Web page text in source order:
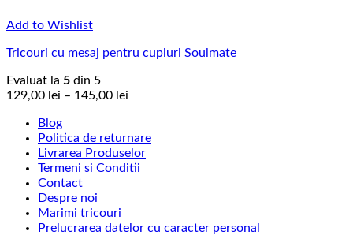
Add to Wishlist
Tricouri cu mesaj pentru cupluri Soulmate
Evaluat la 5 din 5
129,00 lei – 145,00 lei
129,00 lei
până
la
Blog
Politica de returnare
Livrarea Produselor
Termeni si Conditii
Contact
Despre noi
Marimi tricouri
Prelucrarea datelor cu caracter personal